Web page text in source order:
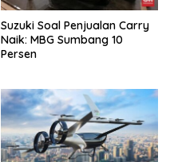
Suzuki Soal Penjualan Carry
Naik: MBG Sumbang 10
Persen